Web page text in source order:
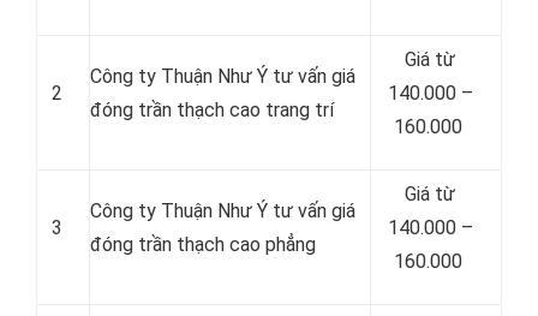
2
Công ty Thuận Như Ý tư vấn giá
đóng trần thạch cao trang trí
Giá từ
140.000 –
160.000
3
Công ty Thuận Như Ý tư vấn giá
đóng trần thạch cao phẳng
Giá từ
140.000 –
160.000